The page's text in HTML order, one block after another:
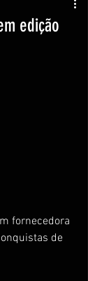
edição
fornecedora
de